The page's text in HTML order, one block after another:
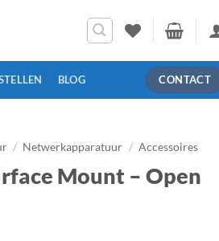
BLOG CONTACT
/ Netwerkapparatuur / Accessoires
Mount – Open